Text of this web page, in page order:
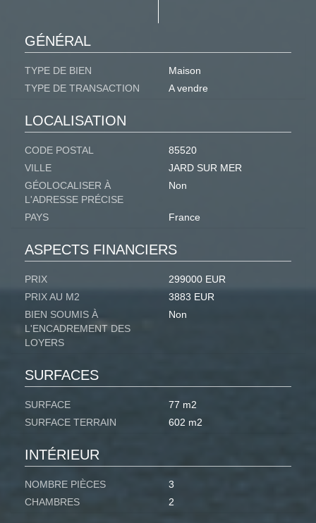
GÉNÉRAL
TYPE DE BIEN
Maison
TYPE DE TRANSACTION
A vendre
LOCALISATION
CODE POSTAL
85520
VILLE
JARD SUR MER
GÉOLOCALISER À
L'ADRESSE PRÉCISE
Non
PAYS France
ASPECTS FINANCIERS
PRIX
299000 EUR
PRIX AU M2
3883 EUR
BIEN SOUMIS À
L'ENCADREMENT DES
LOYERS
Non
SURFACES
SURFACE
77 m2
SURFACE TERRAIN
602 m2
INTÉRIEUR
NOMBRE PIÈCES
3
CHAMBRES
2